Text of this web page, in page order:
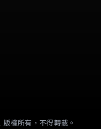
. 版權所有，不得轉載。